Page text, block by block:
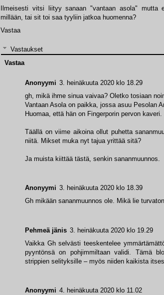
Ilmeisesti vitsi liityy sanaan "vantaan asola"
millään, tai sit toi saa tyyliin jatkoa huomenna?
Vastaa
Vastaukset
Anonyymi 3. heinäkuuta 2020 klo 18.29
gh, mikä ihme sinua vaivaa? Oletko tosiaan
Vantaan Asola on paikka, jossa asuu Pesolan
Huomaa, että hän on Fingerporin pervon kaveri.
Täällä on viime aikoina ollut puhetta
niitä. Mikset muka nyt tajua yrittää sitä?
Ja muista kiittää tästä, senkin sananmuunnos.
Anonyymi 3. heinäkuuta 2020 klo 18.39
Gh mikään sananmuunnos ole. Mikä lie
Pehmeä jänis 3. heinäkuuta 2020 klo 19.29
Vaikka Gh selvästi teeskentelee
pyyntönsä on pohjimmiltaan validi. Tämä
strippien selityksille – myös niiden kaikista
Anonyymi 4. heinäkuuta 2020 klo 11.02
Vastaa